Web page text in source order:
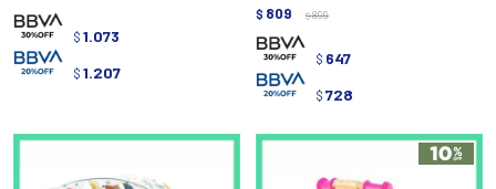
$ 1.073
$ 1.207
$ 809 $ 899
$ 647
$ 728